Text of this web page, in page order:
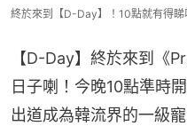
終於來到【D-Day】！10點就有得睇
【D-Day】終於來到《
日子喇！今晚10點準時
出道成為韓流界的一級